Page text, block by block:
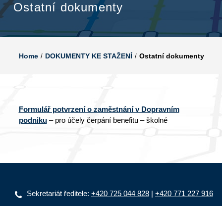
Ostatní dokumenty
Home DOKUMENTY KE STAŽENÍ Ostatní dokumenty
Formulář potvrzení o zaměstnání v Dopravním
podniku– pro účely čerpání benefitu – školné
Sekretariát ředitele: +420 725 044 828 | +420 771 227 916